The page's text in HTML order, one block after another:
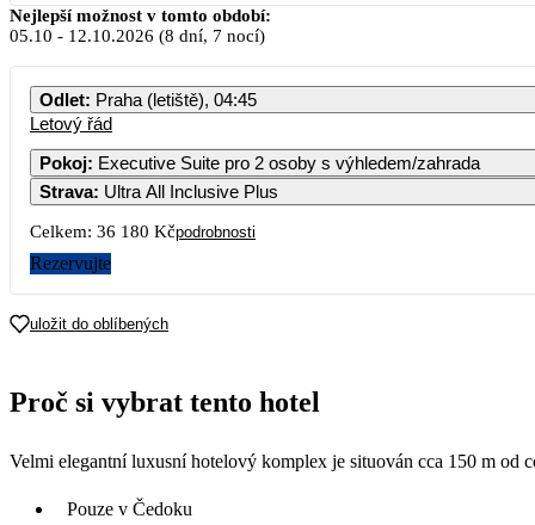
Nejlepší možnost v tomto období:
05.10 - 12.10.2026 (8 dní, 7 nocí)
Odlet: Praha (letiště), 04:45
Letový řád
Pokoj: Executive Suite pro 2 osoby s výhledem/zahrada
Strava: Ultra All Inclusive Plus
Celkem: 36 180 Kčpodrobnosti
Rezervujte
uložit do oblíbených
Proč si vybrat tento hotel
Velmi elegantní luxusní hotelový komplex je situován cca 150 m od
Pouze v Čedoku